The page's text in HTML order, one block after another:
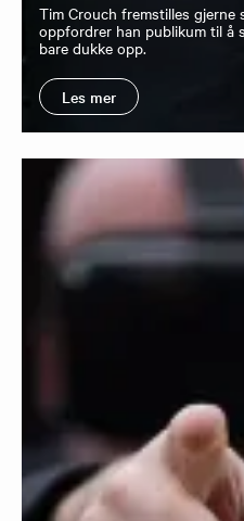
Tim Crouch fremstilles gjerne
oppfordrer han publikum til å
bare dukke opp.
Les mer